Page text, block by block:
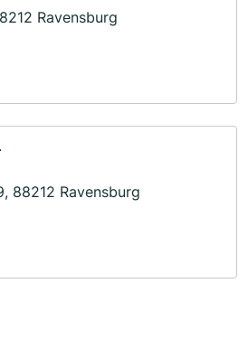
Ravensburg
88212 Ravensburg